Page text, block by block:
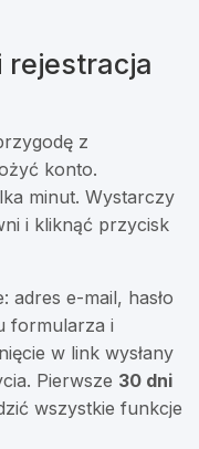
rejestracja
z
konto.
minut. Wystarczy
i kliknąć przycisk
adres e-mail, hasło
formularza i
w link wysłany
Pierwsze 30 dni
wszystkie funkcje